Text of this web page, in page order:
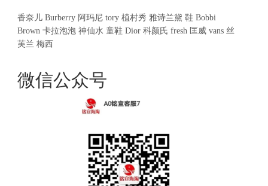
香奈儿 Burberry 阿玛尼 tory 植村秀 雅诗兰黛 鞋 Bobbi
Brown 卡拉泡泡 神仙水 童鞋 Dior 科颜氏 fresh 匡威 vans 丝
芙兰 梅西
微信公众号